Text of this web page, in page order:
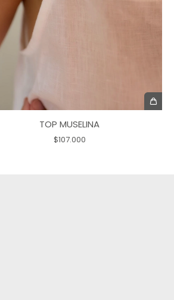
TOP MUSELINA
$107.000